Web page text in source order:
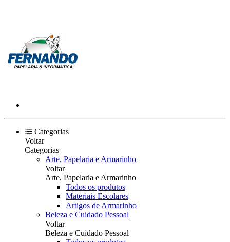
Categorias
Voltar
Categorias
Arte, Papelaria e Armarinho
Voltar
Arte, Papelaria e Armarinho
Todos os produtos
Materiais Escolares
Artigos de Armarinho
Beleza e Cuidado Pessoal
Voltar
Beleza e Cuidado Pessoal